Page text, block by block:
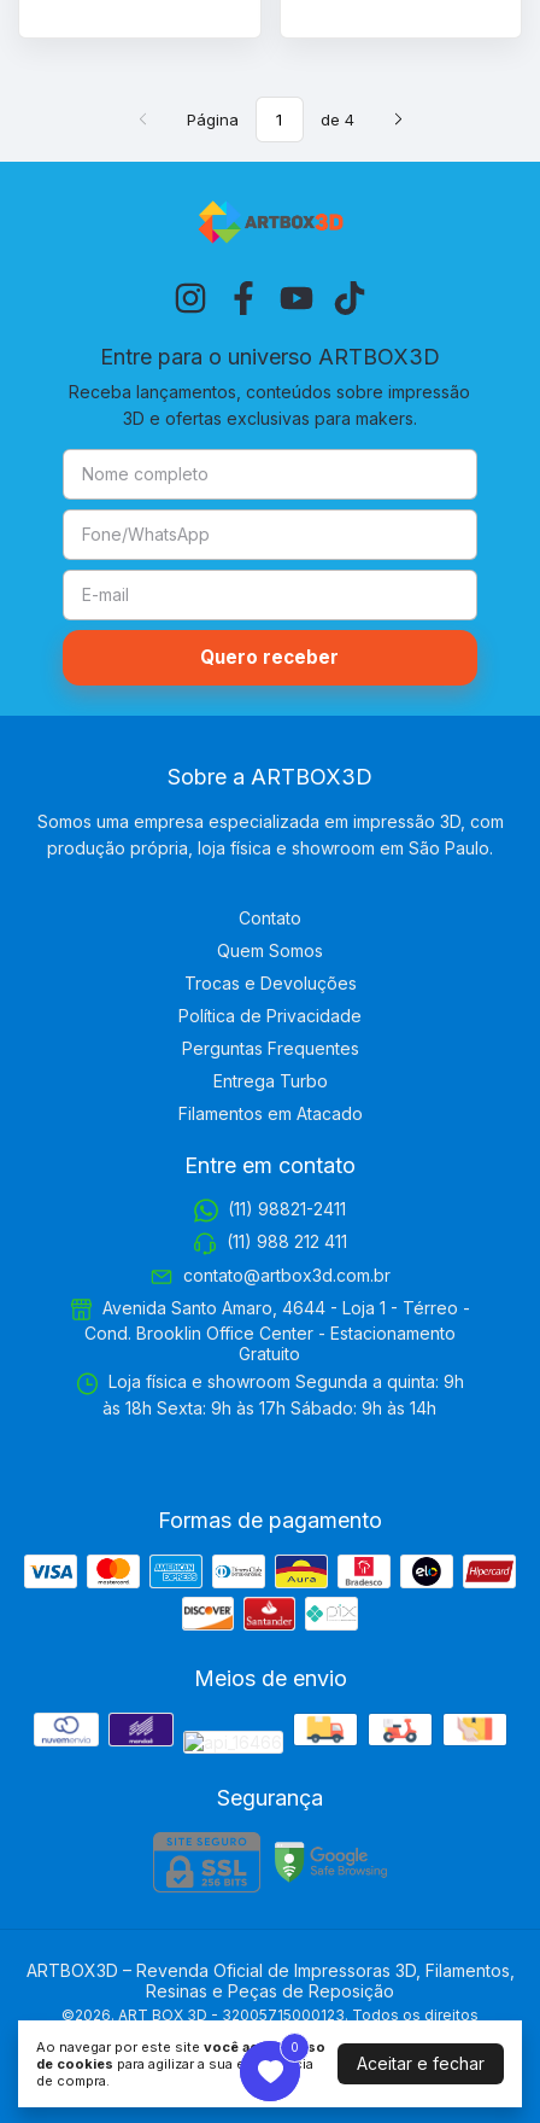
Ao navegar por este site você aceita o uso
de cookies para agilizar a sua experiência
de compra.
Aceitar e fechar
Página de 4
Entre para o universo ARTBOX3D
Receba lançamentos, conteúdos sobre impressão
3D e ofertas exclusivas para makers.
Sobre a ARTBOX3D
Somos uma empresa especializada em impressão 3D, com
produção própria, loja física e showroom em São Paulo.
Contato
Quem Somos
Trocas e Devoluções
Política de Privacidade
Perguntas Frequentes
Entrega Turbo
Filamentos em Atacado
Entre em contato
(11) 98821-2411
(11) 988 212 411
contato@artbox3d.com.br
Avenida Santo Amaro, 4644 - Loja 1 - Térreo -
Cond. Brooklin Office Center - Estacionamento
Gratuito
Loja física e showroom Segunda a quinta: 9h
às 18h Sexta: 9h às 17h Sábado: 9h às 14h
Formas de pagamento
Meios de envio
Segurança
ARTBOX3D – Revenda Oficial de Impressoras 3D, Filamentos,
Resinas e Peças de Reposição
©2026. ART BOX 3D - 32005715000123. Todos os direitos
reservados.
0
0